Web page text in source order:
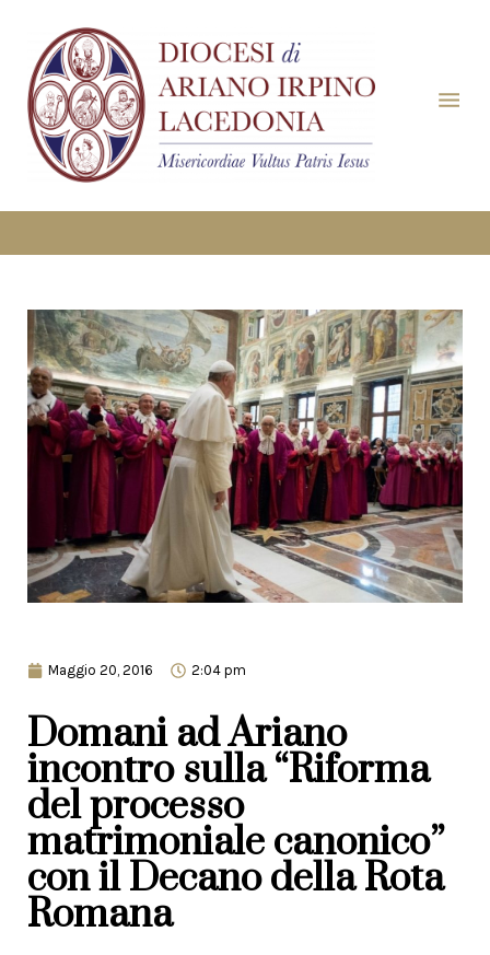
Maggio 20, 2016 2:04 pm
Domani ad Ariano
incontro sulla “Riforma
del processo
matrimoniale canonico”
con il Decano della Rota
Romana